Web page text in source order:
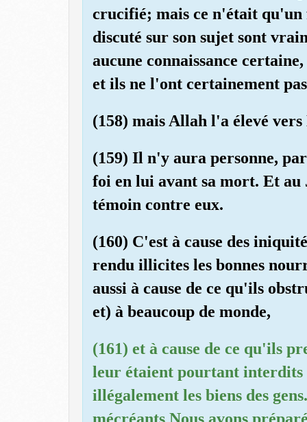
crucifié; mais ce n'était
discuté sur son sujet sont
aucune connaissance
et ils ne l'ont certainement
(158) mais Allah l'a élevé
(159) Il n'y aura personne,
foi en lui avant sa mort. Et
témoin contre eux.
(160) C'est à cause des
rendu illicites les bonnes
aussi à cause de ce qu'ils
et) à beaucoup de monde,
(161) et à cause de ce qu'ils
leur étaient pourtant interdits
illégalement les biens des
mécréants Nous avons